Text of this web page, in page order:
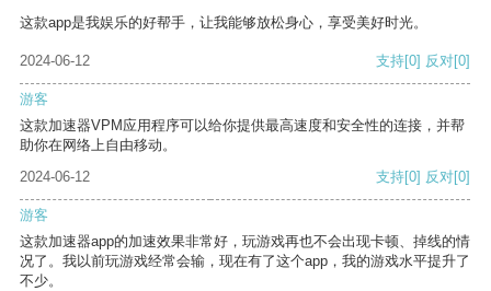
这款app是我娱乐的好帮手，让我能够放松身心，享受美好时光。
2024-06-12 支持[0] 反对[0]
游客
这款加速器VPM应用程序可以给你提供最高速度和安全性的连接，并帮
助你在网络上自由移动。
2024-06-12
支持[0] 反对[0]
游客
这款加速器app的加速效果非常好，玩游戏再也不会出现卡顿、掉线的情
况了。我以前玩游戏经常会输，现在有了这个app，我的游戏水平提升了
不少。